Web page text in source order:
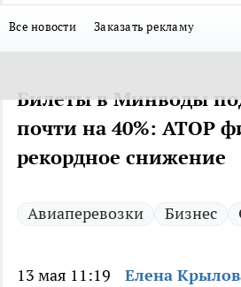
Все новости Заказать рекламу
Билеты в Минводы
почти на 40%: АТОР
рекордное снижение
Авиаперевозки Бизнес
13 мая 11:19 Елена